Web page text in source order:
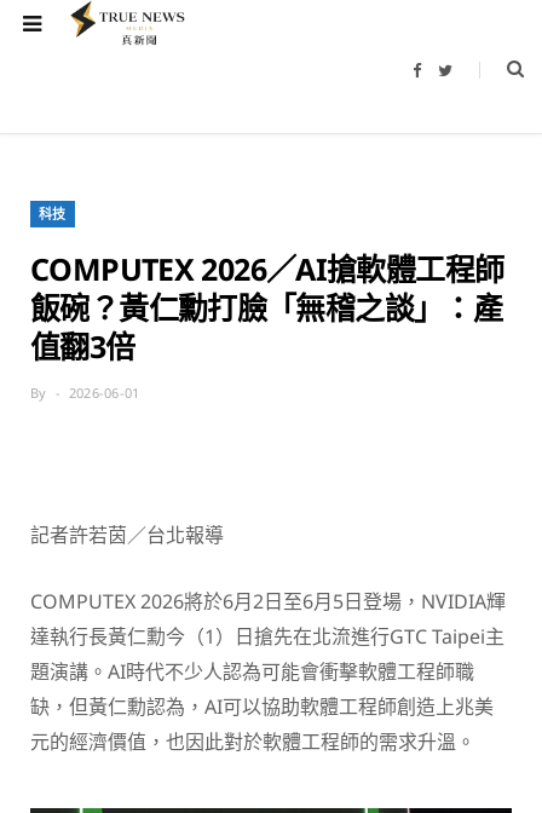
F
b
T
t
科技
COMPUTEX 2026／AI搶軟體工程師
飯碗？黃仁勳打臉「無稽之談」：產
值翻3倍
By 2026-06-01
記者許若茵／台北報導
COMPUTEX 2026將於6月2日至6月5日登場，NVIDIA輝
達執行長黃仁勳今（1）日搶先在北流進行GTC Taipei主
題演講。AI時代不少人認為可能會衝擊軟體工程師職
缺，但黃仁勳認為，AI可以協助軟體工程師創造上兆美
元的經濟價值，也因此對於軟體工程師的需求升溫。